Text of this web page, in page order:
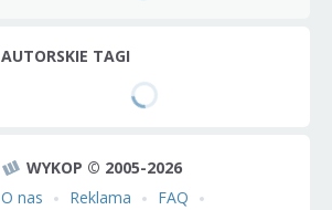
AUTORSKIE TAGI
WYKOP © 2005-2026
O nas
Reklama
FAQ